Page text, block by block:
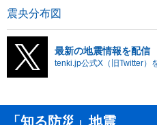
震央分布図
最新の地震情報を配信
tenki.jp公式X（旧Twitter）
「知る防災」地震